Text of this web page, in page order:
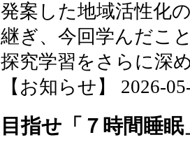
発案した地域活性化
継ぎ、今回学んだこ
探究学習をさらに深
【お知らせ】 2026-
目指せ「７時間睡